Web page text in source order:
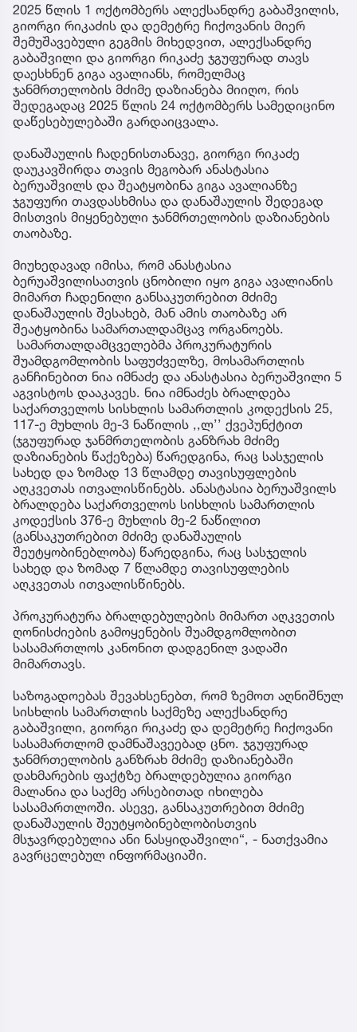
2025 წლის 1 ოქტომბერს ალექსანდრე გაბაშვილის,
გიორგი რიკაძის და დემეტრე ჩიქოვანის მიერ
შემუშავებული გეგმის მიხედვით, ალექსანდრე
გაბაშვილი და გიორგი რიკაძე ჯგუფურად თავს
დაესხნენ გიგა ავალიანს, რომელმაც
ჯანმრთელობის მძიმე დაზიანება მიიღო, რის
შედეგადაც 2025 წლის 24 ოქტომბერს სამედიცინო
დაწესებულებაში გარდაიცვალა.
დანაშაულის ჩადენისთანავე, გიორგი რიკაძე
დაუკავშირდა თავის მეგობარ ანასტასია
ბერუაშვილს და შეატყობინა გიგა ავალიანზე
ჯგუფური თავდასხმისა და დანაშაულის შედეგად
მისთვის მიყენებული ჯანმრთელობის დაზიანების
თაობაზე.
მიუხედავად იმისა, რომ ანასტასია
ბერუაშვილისათვის ცნობილი იყო გიგა ავალიანის
მიმართ ჩადენილი განსაკუთრებით მძიმე
დანაშაულის შესახებ, მან ამის თაობაზე არ
შეატყობინა სამართალდამცავ ორგანოებს.
სამართალდამცველებმა პროკურატურის
შუამდგომლობის საფუძველზე, მოსამართლის
განჩინებით ნია იმნაძე და ანასტასია ბერუაშვილი 5
აგვისტოს დააკავეს. ნია იმნაძეს ბრალდება
საქართველოს სისხლის სამართლის კოდექსის 25,
117-ე მუხლის მე-3 ნაწილის ,,ლ’’ ქვეპუნქტით
(ჯგუფურად ჯანმრთელობის განზრახ მძიმე
დაზიანების წაქეზება) წარედგინა, რაც სასჯელის
სახედ და ზომად 13 წლამდე თავისუფლების
აღკვეთას ითვალისწინებს. ანასტასია ბერუაშვილს
ბრალდება საქართველოს სისხლის სამართლის
კოდექსის 376-ე მუხლის მე-2 ნაწილით
(განსაკუთრებით მძიმე დანაშაულის
შეუტყობინებლობა) წარედგინა, რაც სასჯელის
სახედ და ზომად 7 წლამდე თავისუფლების
აღკვეთას ითვალისწინებს.
პროკურატურა ბრალდებულების მიმართ აღკვეთის
ღონისძიების გამოყენების შუამდგომლობით
სასამართლოს კანონით დადგენილ ვადაში
მიმართავს.
საზოგადოებას შევახსენებთ, რომ ზემოთ აღნიშნულ
სისხლის სამართლის საქმეზე ალექსანდრე
გაბაშვილი, გიორგი რიკაძე და დემეტრე ჩიქოვანი
სასამართლომ დამნაშავეებად ცნო. ჯგუფურად
ჯანმრთელობის განზრახ მძიმე დაზიანებაში
დახმარების ფაქტზე ბრალდებულია გიორგი
მალანია და საქმე არსებითად იხილება
სასამართლოში. ასევე, განსაკუთრებით მძიმე
დანაშაულის შეუტყობინებლობისთვის
მსჯავრდებულია ანი ნასყიდაშვილი“, - ნათქვამია
გავრცელებულ ინფორმაციაში.